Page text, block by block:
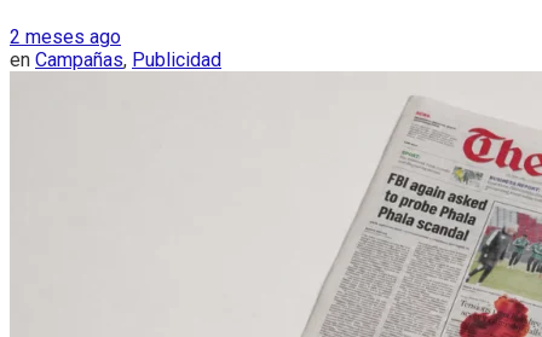
2 meses ago
en Campañas, Publicidad